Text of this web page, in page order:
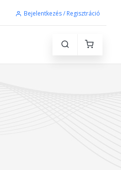
Bejelentkezés / Regisztráció